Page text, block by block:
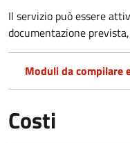
Il servizio può essere
documentazione
Moduli da compilare
Costi